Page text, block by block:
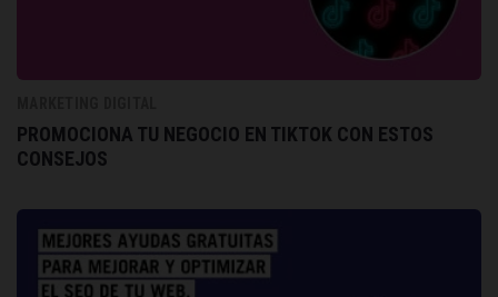
PROMOCIONA TU NEGOCIO EN TIKTOK CON ESTOS
CONSEJOS